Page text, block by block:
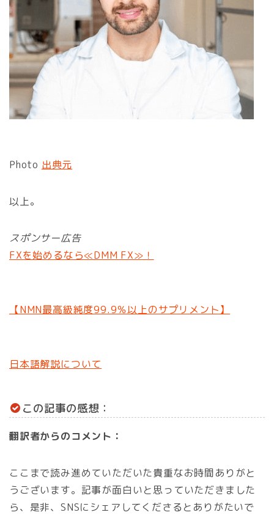
Photo 出典元
以上。
スポンサー広告
FXを始めるなら≪DMM FX≫！
【NMN最高級純度99.9％以上のサプリメント】
日本語解説について
この記事の感想：
翻訳者からのコメント：
ここまで読み進めていただいた貴重なお時間ありがと
うございます。記事が面白いと思っていただきました
ら、是非、SNSにシェアしてくださるとありがたいで